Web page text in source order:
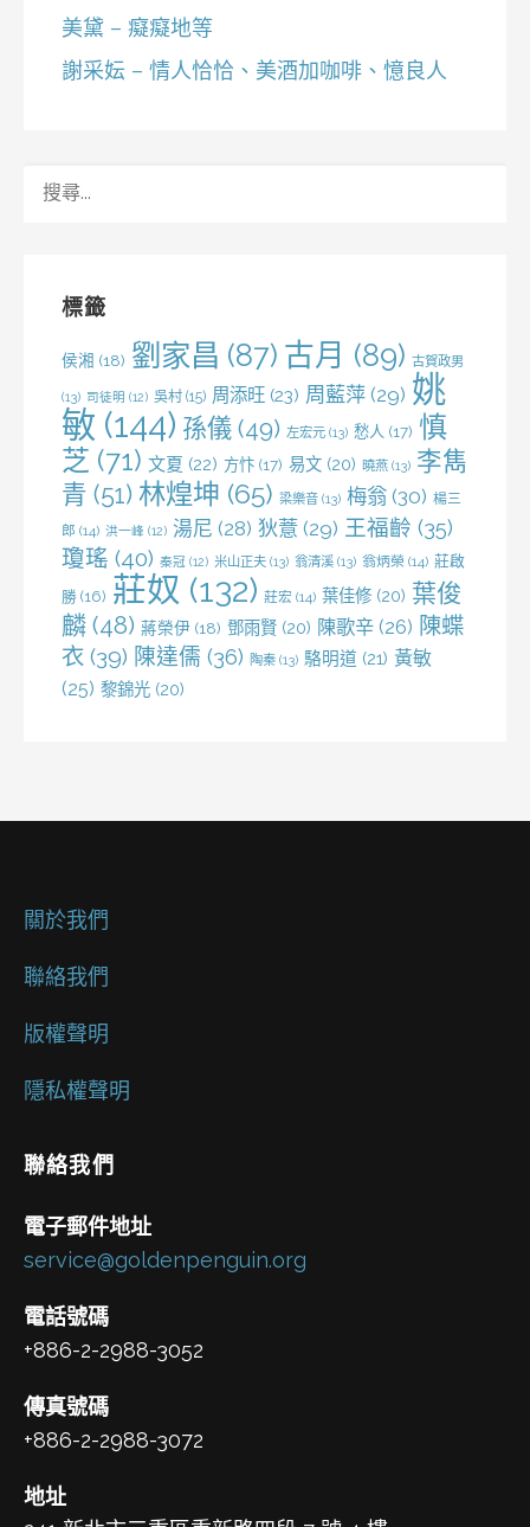
美黛 – 癡癡地等
謝采妘 – 情人恰恰、美酒加咖啡、憶良人
標籤
侯湘 (18) 劉家昌 (87) 古月 (89) 古賀政男
(13) 司徒明 (12) 吳村 (15) 周添旺 (23) 周藍萍 (29) 姚
敏 (144) 孫儀 (49) 左宏元 (13) 愁人 (17) 慎
芝 (71) 文夏 (22) 方忭 (17) 易文 (20) 曉燕 (13) 李雋
青 (51) 林煌坤 (65) 梁樂音 (13) 梅翁 (30) 楊三
郎 (14) 洪一峰 (12) 湯尼 (28) 狄薏 (29) 王福齡 (35)
瓊瑤 (40) 秦冠 (12) 米山正夫 (13) 翁清溪 (13) 翁炳榮 (14) 莊啟
勝 (16) 莊奴 (132) 莊宏 (14) 葉佳修 (20) 葉俊
麟 (48) 蔣榮伊 (18) 鄧雨賢 (20) 陳歌辛 (26) 陳蝶
衣 (39) 陳達儒 (36) 陶秦 (13) 駱明道 (21) 黃敏
(25) 黎錦光 (20)
關於我們
聯絡我們
版權聲明
隱私權聲明
聯絡我們
電子郵件地址
service@goldenpenguin.org
電話號碼
+886-2-2988-3052
傳真號碼
+886-2-2988-3072
地址